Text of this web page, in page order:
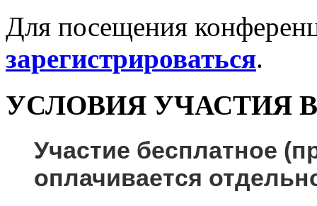
Для посещения
зарегистрироваться.
УСЛОВИЯ УЧАСТИЯ
Участие бесплатное
оплачивается